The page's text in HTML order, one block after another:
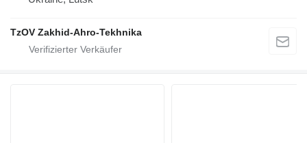
TzOV Zakhid-Ahro-Tekhnika